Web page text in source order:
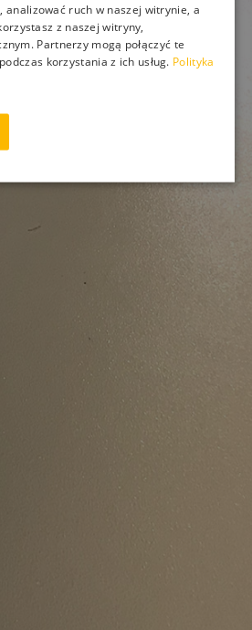
analizować ruch w naszej witrynie, a
z naszej witryny,
Partnerzy mogą połączyć te
korzystania z ich usług. Polityka